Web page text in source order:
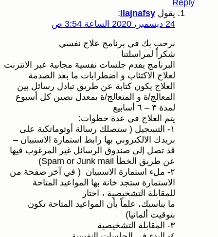
Ilajnafsy
:
نرحب بك في برنامج علاج نفسي
شكراً لمراسلتنا
البرنامج يقدم جلسات نفسية مجانية عبر الانترنت
لعلاج الاكتئاب و اضطرابات ما بعد الصدمة
العلاج يكون كتابة عن طريق تبادل رسائل بين
المعالج/ة و المتعالج/ة بمعدل نصين كل أسبوع
يتم العلاج في عدة خطوات:
١- التسجيل ( ستصلك رسالة أوتوماتكية على
بريدك الالكتروني بها رابط استمارة الاستبيان –
قد تصل إلى صندوق الرسائل غير المرغوب فيها
عن طريق الخطأ Spam or Junk mail)
٢- ملء استمارة الاستبيان ( في آخر صفحة من
الاستمارة ستجد خانة بها المواعيد المتاحة
للمقابلة التشخيصية ، اختار
ما يناسبك، علماً بأن المواعيد المتاحة تكون
بتوقيت ألمانيا)